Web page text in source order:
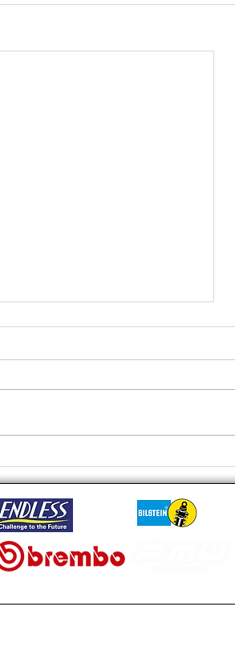
POT ：JDM 玩家嘅必備之
選！ 💚